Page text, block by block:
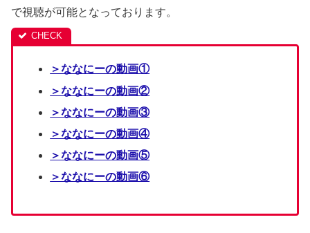
で視聴が可能となっております。
＞ななにーの動画①
＞ななにーの動画②
＞ななにーの動画③
＞ななにーの動画④
＞ななにーの動画⑤
＞ななにーの動画⑥